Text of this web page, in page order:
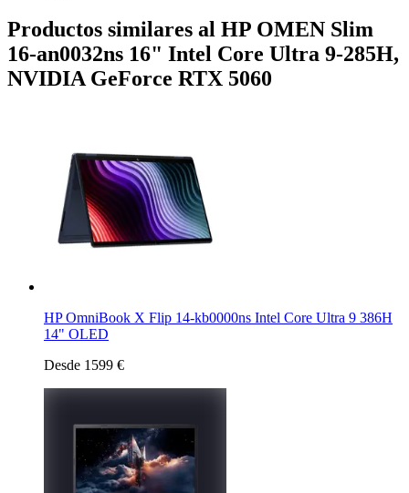
Productos similares al HP OMEN Slim
16-an0032ns 16" Intel Core Ultra 9-285H,
NVIDIA GeForce RTX 5060
HP OmniBook X Flip 14-kb0000ns Intel Core Ultra 9 386H
14" OLED
Desde 1599 €